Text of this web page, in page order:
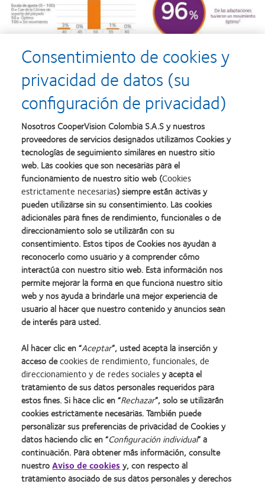
1. Gracias a su mayor permeabilidad de oxígeno respecto de los materiales de hidrogel, los
lentes de contacto de hidrogel de silicona minimizan o eliminan los signos relacionados a la
hipoxia y los síntomas que aparecen durante el uso de los lentes. 2. Advertencia: Lps lentes
de contacto que absorben los rayos UV no sustituyen las gafas o anteojos que absorben
rayos UV porque no cubren por completo el ojo y las áreas adyacentes. Los pacientes deben
continuar utilizando dichos accesorios según se les haya indicado.
Inicio
Nuestra empresa
Política de privacidad
Condiciones del servicio
Consentimiento de cookies y
privacidad de datos (su
configuración de privacidad)
Nosotros CooperVision Colombia S.A.S y nuestros
proveedores de servicios designados utilizamos Cookies y
tecnologías de seguimiento similares en nuestro sitio
web. Las cookies que son necesarias para el
funcionamiento de nuestro sitio web (Cookies
estrictamente necesarias) siempre están activas y
pueden utilizarse sin su consentimiento. Las cookies
adicionales para fines de rendimiento, funcionales o de
direccionamiento solo se utilizarán con su
consentimiento. Estos tipos de Cookies nos ayudan a
reconocerlo como usuario y a comprender cómo
interactúa con nuestro sitio web. Esta información nos
permite mejorar la forma en que funciona nuestro sitio
web y nos ayuda a brindarle una mejor experiencia de
usuario al hacer que nuestro contenido y anuncios sean
de interés para usted.
Al hacer clic en “Aceptar”, usted acepta la inserción y
acceso decookies de rendimiento, funcionales, de
direccionamiento y de redes socialesy acepta el
tratamiento de sus datos personales requeridos para
estos fines. Si hace clic en “Rechazar”, solo se utilizarán
cookies estrictamente necesarias. También puede
personalizar sus preferencias de privacidad de Cookies y
datos haciendo clic en “Configuración individual” a
continuación. Para obtener más información, consulte
nuestroAviso de cookiesy, con respecto al
tratamiento asociado de sus datos personales y derechos